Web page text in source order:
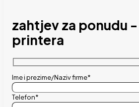
zahtjev za ponudu
printera
Ime i prezime/Naziv firme*
Telefon*